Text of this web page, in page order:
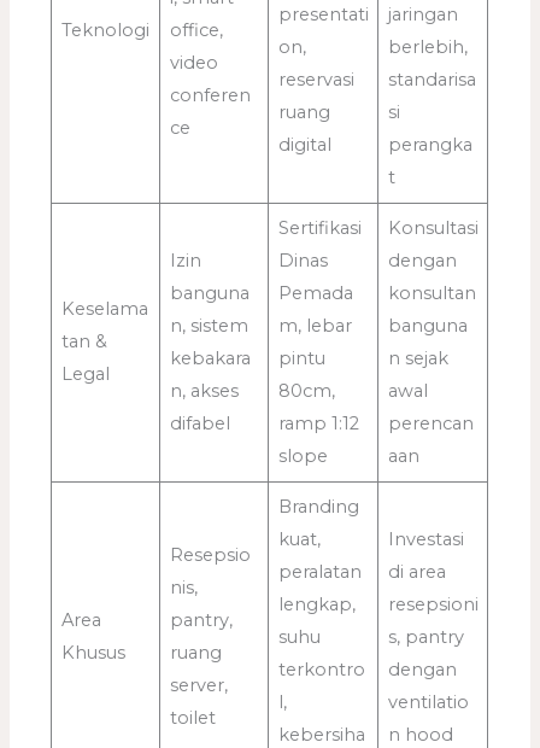
Teknologi
office,
video
conferen
ce
presentati
on,
reservasi
ruang
digital
jaringan
berlebih,
standarisa
si
perangka
t
Keselama
tan &
Legal
Izin
banguna
n, sistem
kebakara
n, akses
difabel
Sertifikasi
Dinas
Pemada
m, lebar
pintu
80cm,
ramp 1:12
slope
Konsultasi
dengan
konsultan
banguna
n sejak
awal
perencan
aan
Area
Khusus
Resepsio
nis,
pantry,
ruang
server,
toilet
Branding
kuat,
peralatan
lengkap,
suhu
terkontro
l,
kebersiha
Investasi
di area
resepsioni
s, pantry
dengan
ventilatio
n hood